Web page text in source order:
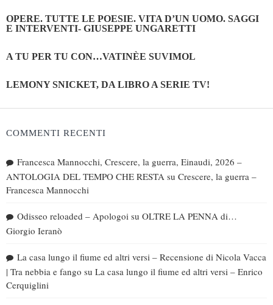
OPERE. TUTTE LE POESIE. VITA D’UN UOMO. SAGGI
E INTERVENTI- GIUSEPPE UNGARETTI
A TU PER TU CON…VATINÈE SUVIMOL
LEMONY SNICKET, DA LIBRO A SERIE TV!
COMMENTI RECENTI
Francesca Mannocchi, Crescere, la guerra, Einaudi, 2026 –
ANTOLOGIA DEL TEMPO CHE RESTA su Crescere, la guerra –
Francesca Mannocchi
Odisseo reloaded – Apologoi su OLTRE LA PENNA di…
Giorgio Ieranò
La casa lungo il fiume ed altri versi – Recensione di Nicola Vacca
| Tra nebbia e fango su La casa lungo il fiume ed altri versi – Enrico
Cerquiglini